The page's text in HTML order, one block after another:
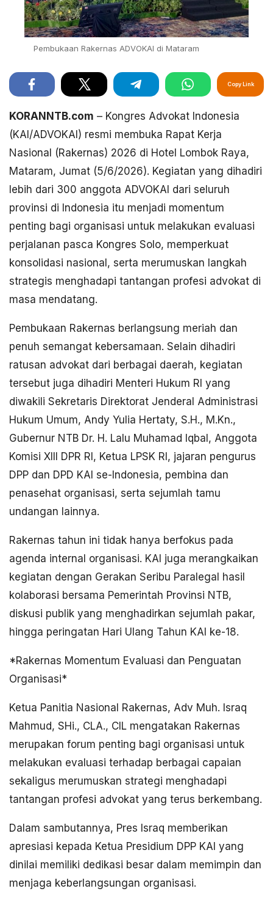
Pembukaan Rakernas ADVOKAI di Mataram
Copy Link
KORANNTB.com – Kongres Advokat Indonesia
(KAI/ADVOKAI) resmi membuka Rapat Kerja
Nasional (Rakernas) 2026 di Hotel Lombok Raya,
Mataram, Jumat (5/6/2026). Kegiatan yang dihadiri
lebih dari 300 anggota ADVOKAI dari seluruh
provinsi di Indonesia itu menjadi momentum
penting bagi organisasi untuk melakukan evaluasi
perjalanan pasca Kongres Solo, memperkuat
konsolidasi nasional, serta merumuskan langkah
strategis menghadapi tantangan profesi advokat di
masa mendatang.
Pembukaan Rakernas berlangsung meriah dan
penuh semangat kebersamaan. Selain dihadiri
ratusan advokat dari berbagai daerah, kegiatan
tersebut juga dihadiri Menteri Hukum RI yang
diwakili Sekretaris Direktorat Jenderal Administrasi
Hukum Umum, Andy Yulia Hertaty, S.H., M.Kn.,
Gubernur NTB Dr. H. Lalu Muhamad Iqbal, Anggota
Komisi XIII DPR RI, Ketua LPSK RI, jajaran pengurus
DPP dan DPD KAI se-Indonesia, pembina dan
penasehat organisasi, serta sejumlah tamu
undangan lainnya.
Rakernas tahun ini tidak hanya berfokus pada
agenda internal organisasi. KAI juga merangkaikan
kegiatan dengan Gerakan Seribu Paralegal hasil
kolaborasi bersama Pemerintah Provinsi NTB,
diskusi publik yang menghadirkan sejumlah pakar,
hingga peringatan Hari Ulang Tahun KAI ke-18.
*Rakernas Momentum Evaluasi dan Penguatan
Organisasi*
Ketua Panitia Nasional Rakernas, Adv Muh. Israq
Mahmud, SHi., CLA., CIL mengatakan Rakernas
merupakan forum penting bagi organisasi untuk
melakukan evaluasi terhadap berbagai capaian
sekaligus merumuskan strategi menghadapi
tantangan profesi advokat yang terus berkembang.
Dalam sambutannya, Pres Israq memberikan
apresiasi kepada Ketua Presidium DPP KAI yang
dinilai memiliki dedikasi besar dalam memimpin dan
menjaga keberlangsungan organisasi.